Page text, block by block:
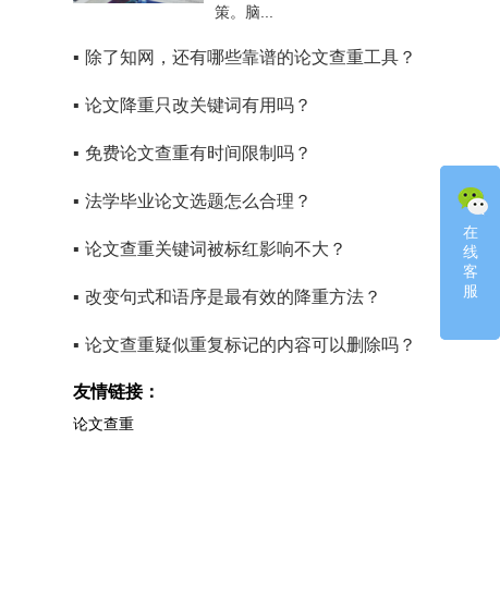
在
线
客
服
策。脑...
▪ 除了知网，还有哪些靠谱的论文查重工具？
▪ 论文降重只改关键词有用吗？
▪ 免费论文查重有时间限制吗？
▪ 法学毕业论文选题怎么合理？
▪ 论文查重关键词被标红影响不大？
▪ 改变句式和语序是最有效的降重方法？
▪ 论文查重疑似重复标记的内容可以删除吗？
友情链接：
论文查重
在
线
客
服